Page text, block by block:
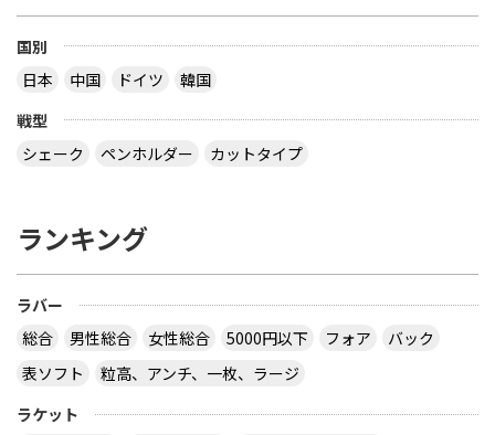
国別
日本
中国 ドイツ
韓国
戦型
シェーク
ペンホルダー カットタイプ
ランキング
ラバー
総合
男性総合 女性総合 5000円以下 フォア
バック
表ソフト
粒高、アンチ、一枚、ラージ
ラケット